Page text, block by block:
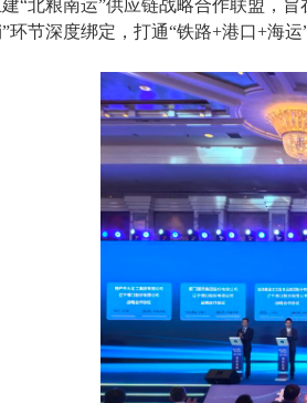
“北粮南运”供应链战略合作联盟，
环节深度绑定，打通“铁路+港口+海